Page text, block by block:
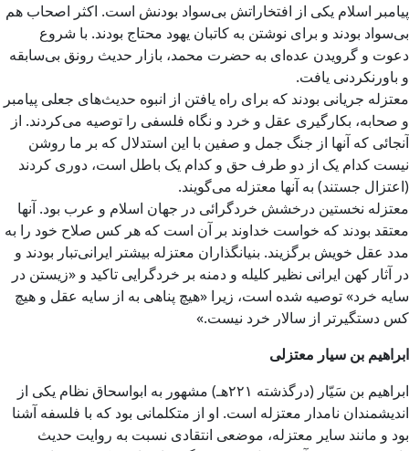
پیامبر اسلام یکی از افتخاراتش بی‌سواد بودنش است. اکثر اصحاب هم
بی‌سواد بودند و برای نوشتن به کاتبان یهود محتاج بودند. با شروع
دعوت و گرویدن عده‌ای به حضرت محمد، بازار حدیث رونق بی‌سابقه
و باورنکردنی یافت.
معتزله جریانی بودند که برای راه یافتن از انبوه حدیث‌های جعلی پیامبر
و صحابه، بکارگیری عقل و خرد و نگاه فلسفی را توصیه می‌کردند. از
آنجائی که آنها از جنگ جمل و صفین با این استدلال که بر ما روشن
نیست کدام یک از دو طرف حق و کدام یک باطل است، دوری کردند
(اعتزال جستند) به آنها معتزله می‌گویند.
معتزله نخستین درخشش خردگرائی در جهان اسلام و عرب بود. آنها
معتقد بودند که خواست خداوند بر آن است که هر کس صلاح خود را به
مدد عقل خویش برگزیند. بنیانگذاران معتزله بیشتر ایرانی‌تبار بودند و
در آثار کهن ایرانی نظیر کلیله و دمنه بر خردگرایی تاکید و «زیستن در
سایه خرد» توصیه شده است، زیرا «هیچ پناهی به از سایه عقل و هیچ
کس دستگیرتر از سالار خرد نیست.»
ابراهیم بن سیار معتزلی
ابراهیم بن سَیّار (درگذشته ۲۲۱هـ) مشهور به ابواسحاق نظام یکی از
اندیشمندان نامدار معتزله است. او از متکلمانی بود که با فلسفه آشنا
بود و مانند سایر معتزله، موضعی انتقادی نسبت به روایت حدیث